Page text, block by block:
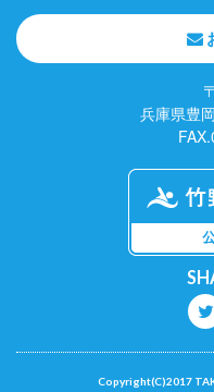
兵庫県豊
Q
Copyright(C)2017